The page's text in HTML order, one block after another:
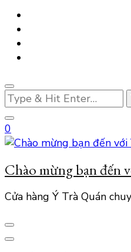
Bạn
muốn
tìm
kiếm?
0
Chào mừng bạn đến
Cửa hàng Ý Trà Quán